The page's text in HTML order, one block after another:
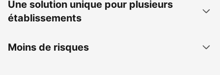
Une solution unique pour plusieurs
établissements
Moins de risques